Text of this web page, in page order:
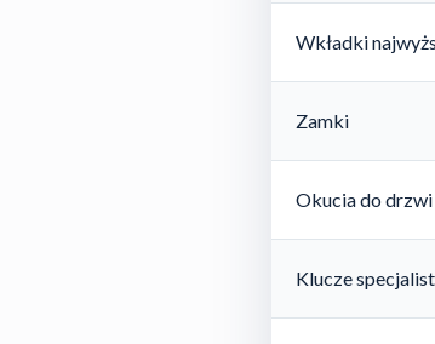
Wkładki
Zamki
Okucia do drzwi
Klucze